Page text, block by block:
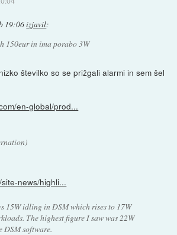
19:06izjavil:
150eur in ima porabo 3W
številko so se prižgali alarmi in sem šel
en-global/prod...
news/highli...
15W idling in DSM which rises to 17W
The highest figure I saw was 22W
software.